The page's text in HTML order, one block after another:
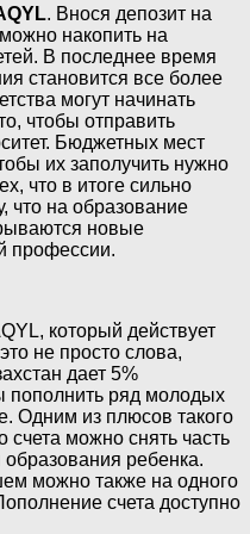
. Внося депозит на
накопить на
В последнее время
становится все более
могут начинать
чтобы отправить
Бюджетных мест
их заполучить нужно
что в итоге сильно
что на образование
новые
профессии.
который действует
не просто слова,
дает 5%
пополнить ряд молодых
Одним из плюсов такого
счета можно снять часть
ребенка.
можно также на одного
счета доступно